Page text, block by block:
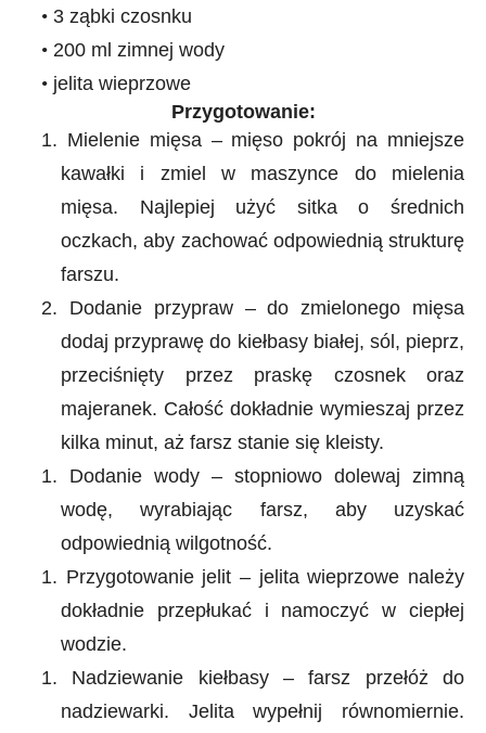
• 3 ząbki czosnku
• 200 ml zimnej wody
• jelita wieprzowe
Przygotowanie:
1. Mielenie mięsa – mięso pokrój na mniejsze
kawałki i zmiel w maszynce do mielenia
mięsa. Najlepiej użyć sitka o średnich
oczkach, aby zachować odpowiednią strukturę
farszu.
2. Dodanie przypraw – do zmielonego mięsa
dodaj przyprawę do kiełbasy białej, sól, pieprz,
przeciśnięty przez praskę czosnek oraz
majeranek. Całość dokładnie wymieszaj przez
kilka minut, aż farsz stanie się kleisty.
1. Dodanie wody – stopniowo dolewaj zimną
wodę, wyrabiając farsz, aby uzyskać
odpowiednią wilgotność.
1. Przygotowanie jelit – jelita wieprzowe należy
dokładnie przepłukać i namoczyć w ciepłej
wodzie.
1. Nadziewanie kiełbasy – farsz przełóż do
nadziewarki. Jelita wypełnij równomiernie.